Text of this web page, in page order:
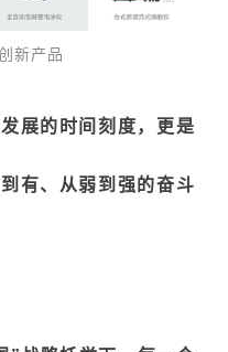
新产品
展的时间刻度，更是
有、从弱到强的奋斗